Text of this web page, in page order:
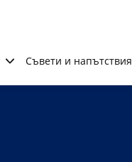
Съвети и напътствия